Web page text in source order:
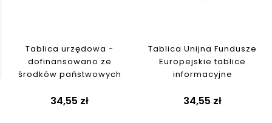
Tablica urzędowa -
dofinansowano ze
środków państwowych
34,55 zł
Tablica Unijna Fundusze
Europejskie tablice
informacyjne
34,55 zł